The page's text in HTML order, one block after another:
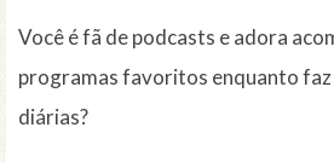
Você é fã de podcasts e adora
programas favoritos enquanto
diárias?